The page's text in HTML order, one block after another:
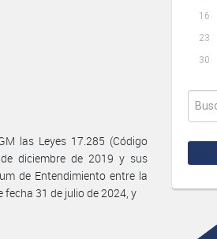
16
23
30
las Leyes 17.285 (Código
diciembre de 2019 y sus
de Entendimiento entre la
fecha 31 de julio de 2024, y